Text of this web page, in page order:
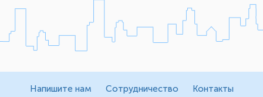
Напишите нам Сотрудничество Контакты